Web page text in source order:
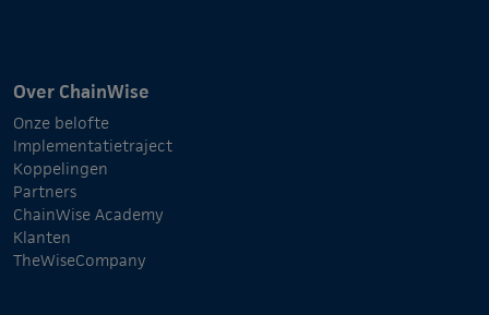
Over ChainWise
Onze belofte
Implementatietraject
Koppelingen
Partners
ChainWise Academy
Klanten
TheWiseCompany